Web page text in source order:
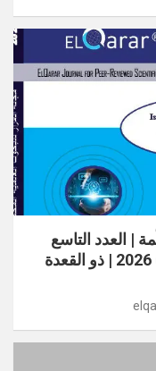
| العدد التاسع
والعشرون | المجلد 10 | أيار (مايو) 2026 | ذو القعدة